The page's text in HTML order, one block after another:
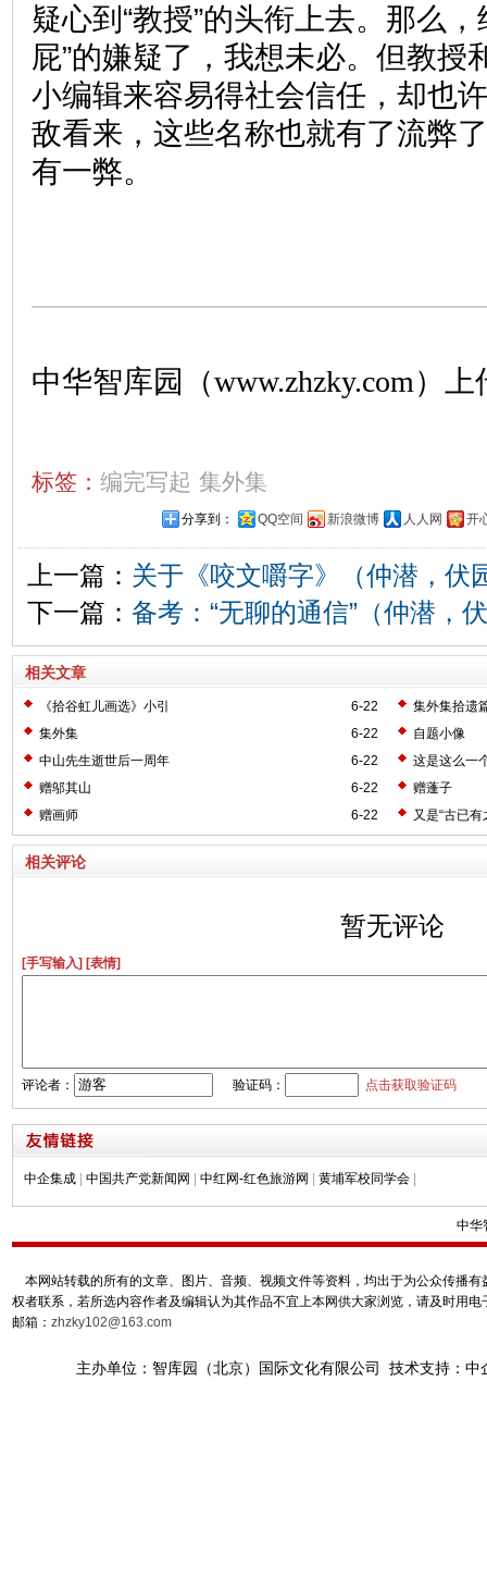
疑心到“教授”的头衔上去。那么
屁”的嫌疑了，我想未必。但教授
小编辑来容易得社会信任，却也
敌看来，这些名称也就有了流弊
有一弊。
中华智库园（www.zhzky.com）上
标签： 编完写起 集外集
分享到： QQ空间 新浪微博 人人网 开
上一篇： 关于《咬文嚼字》（仲潜，伏
下一篇： 备考：“无聊的通信”（仲潜，
相关文章
6-22
《拾谷虹儿画选》小引
集外集拾遗
6-22
集外集
自题小像
6-22
中山先生逝世后一周年
这是这么一
6-22
赠邬其山
赠蓬子
6-22
赠画师 又是“古已有
相关评论
暂无评论
[手写输入] [表情]
评论者： 验证码： 点击获取验证码
中企集成 | 中国共产党新闻网 | 中红网-红色旅游网 | 黄埔军校同学会 |
中华
本网站转载的所有的文章、图片、音频、视频文件等资料，均出于为公众传播
权者联系，若所选内容作者及编辑认为其作品不宜上本网供大家浏览，请及时用
邮箱： zhzky102@163.com
主办单位：智库园（北京）国际文化有限公司 技术支持：